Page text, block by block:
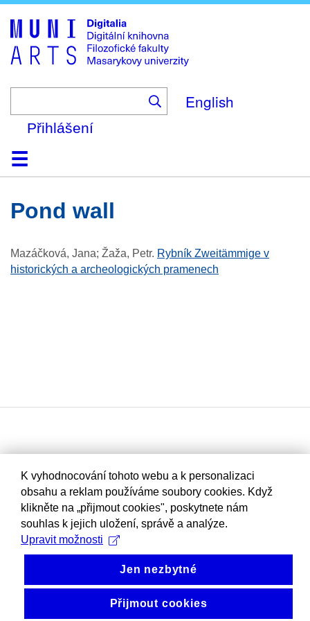
to
main
content
English
Přihlášení
DomůKolekce
Prohlížení
Vyhledávání
O platformě
Nápověda
KontaktDigitalia
pond wall
Mazáčková, Jana; Žaža, Petr. Rybník Zweitämmige v
historických a archeologických pramenech
K vyhodnocování tohoto webu a k personalizaci
obsahu a reklam používáme soubory cookies. Když
klikněte na „přijmout cookies", poskytnete nám
souhlas k jejich uložení, správě a analýze.
Upravit možnosti
Jen nezbytné
Přijmout cookies